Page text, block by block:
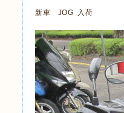
新車 JOG 入荷